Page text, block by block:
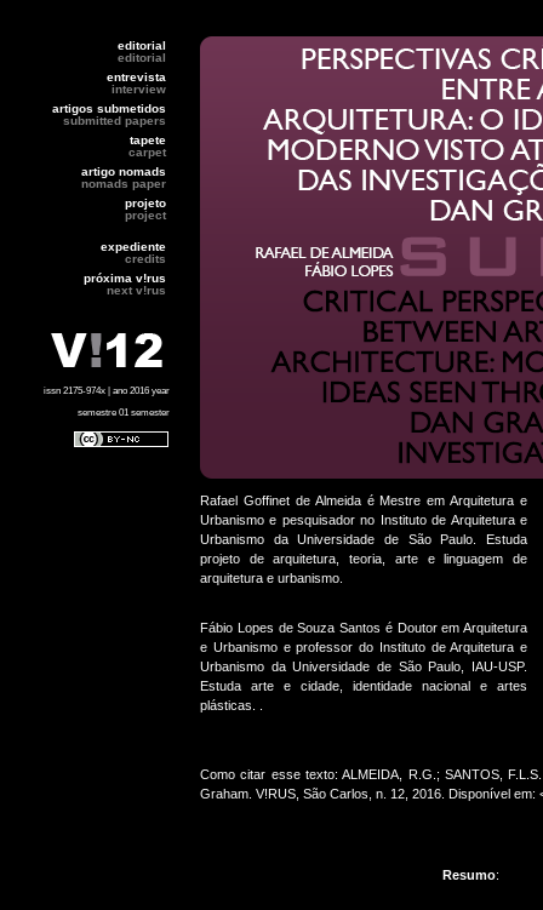
editorial
editorial
entrevista
interview
artigos submetidos
submitted papers
tapete
carpet
artigo nomads
nomads paper
projeto
project
expediente
credits
próxima v!rus
next v!rus
issn 2175-974x | ano 2016 year
semestre 01 semester
Rafael Goffinet de Almeida é Mestre em Arquitetura e
Urbanismo e pesquisador no Instituto de Arquitetura e
Urbanismo da Universidade de São Paulo. Estuda
projeto de arquitetura, teoria, arte e linguagem de
arquitetura e urbanismo.
Fábio Lopes de Souza Santos é Doutor em Arquitetura
e Urbanismo e professor do Instituto de Arquitetura e
Urbanismo da Universidade de São Paulo, IAU-USP.
Estuda arte e cidade, identidade nacional e artes
plásticas. .
Como citar esse texto: ALMEIDA, R.G.; SANTOS,
Graham. V!RUS, São Carlos, n. 12, 2016. Disponível
Resumo: